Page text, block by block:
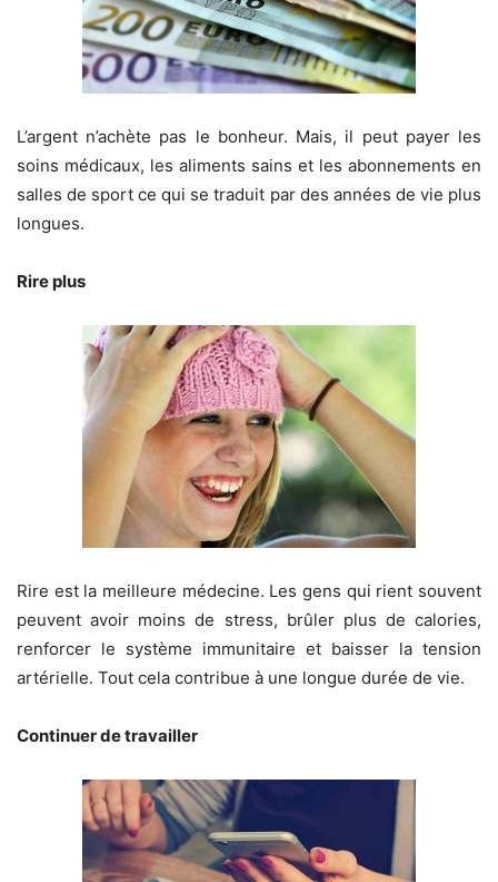
L’argent n’achète pas le bonheur. Mais, il peut payer les
soins médicaux, les aliments sains et les abonnements en
salles de sport ce qui se traduit par des années de vie plus
longues.
Rire plus
Rire est la meilleure médecine. Les gens qui rient souvent
peuvent avoir moins de stress, brûler plus de calories,
renforcer le système immunitaire et baisser la tension
artérielle. Tout cela contribue à une longue durée de vie.
Continuer de travailler